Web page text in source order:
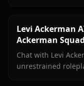
Levi Ackerman
Ackerman
Chat with Levi
unrestrained